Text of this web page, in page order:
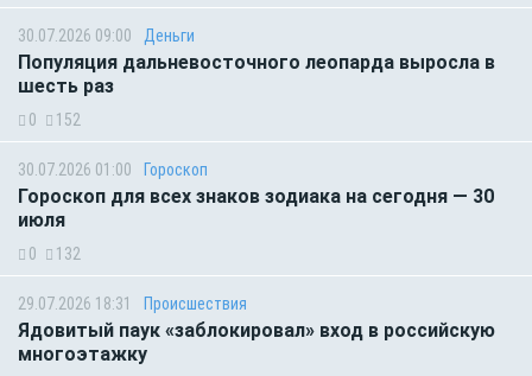
30.07.2026 09:00 Деньги
Популяция дальневосточного леопарда выросла в
шесть раз
0 152
30.07.2026 01:00 Гороскоп
Гороскоп для всех знаков зодиака на сегодня — 30
июля
0 132
29.07.2026 18:31 Происшествия
Ядовитый паук «заблокировал» вход в российскую
многоэтажку